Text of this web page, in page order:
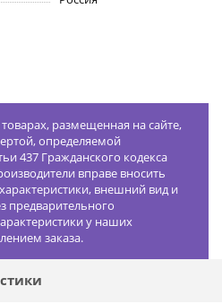
размещенная на сайте,
определяемой
437 Гражданского кодекса
вправе вносить
внешний вид и
предварительного
у наших
заказа.